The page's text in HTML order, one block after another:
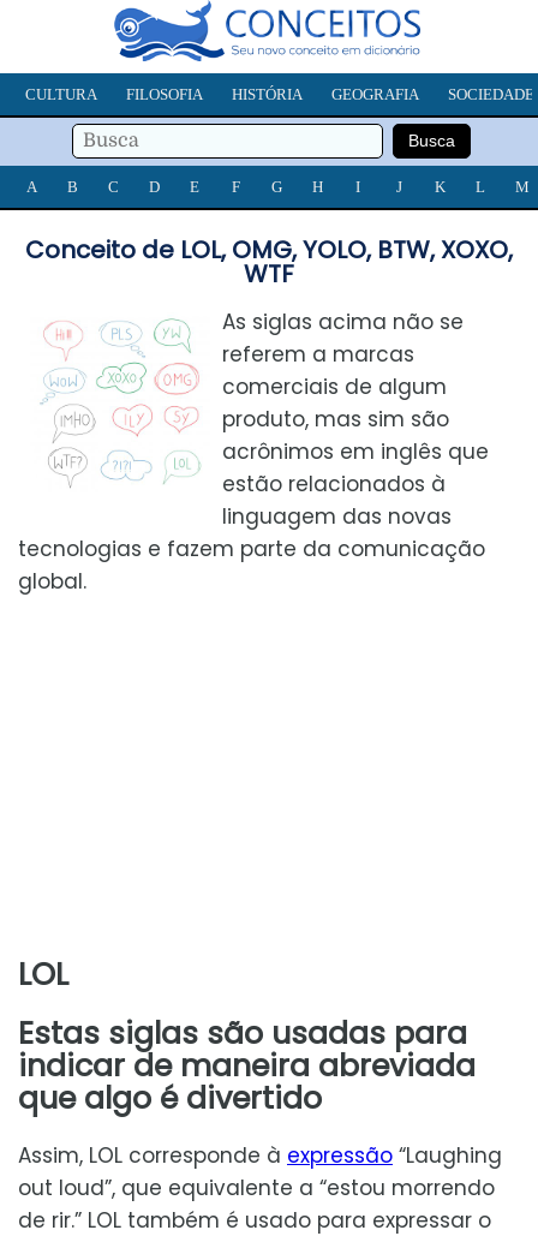
CULTURA FILOSOFIA HISTÓRIA GEOGRAFIA SOCIEDADE
A B C D E F G H I J K L M
Conceito de LOL, OMG, YOLO, BTW, XOXO,
WTF
As siglas acima não se
referem a marcas
comerciais de algum
produto, mas sim são
acrônimos em inglês que
estão relacionados à
linguagem das novas
tecnologias e fazem parte da comunicação
global.
LOL
Estas siglas são usadas para
indicar de maneira abreviada
que algo é divertido
Assim, LOL corresponde à expressão “Laughing
out loud”, que equivalente a “estou morrendo
de rir.” LOL também é usado para expressar o